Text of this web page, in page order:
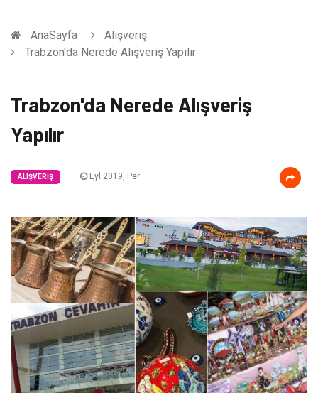
AnaSayfa
Alışveriş
Trabzon'da Nerede Alışveriş Yapılır
Trabzon'da Nerede Alışveriş
Yapılır
ALIŞVERIŞ Eyl 2019, Per